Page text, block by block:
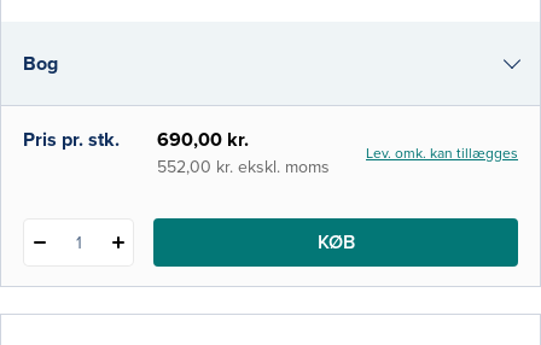
kandidatuddannelser som medicin,
folkesundhedsvidenskab og sociologi.
Siden den første udgave udk
Bog
e-bog
Pris pr. stk. 690,00 kr.
552,00 kr. ekskl. moms
Lev. omk. kan tillægges
1 KØB